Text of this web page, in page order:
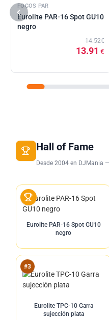
FOCOS PAR
Eurolite PAR-16 Spot GU10
negro
14.52€
13.91 €
Hall of Fame
Desde 2004 en DJMania
Eurolite PAR-16 Spot GU10
negro
#3
Eurolite TPC-10 Garra
sujección plata